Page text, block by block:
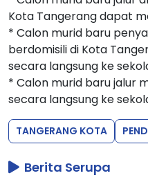
Kota Tangerang dapat
* Calon murid baru
berdomisili di Kota
secara langsung ke
* Calon murid baru jalur
secara langsung ke
TANGERANG KOTA
Berita Serupa